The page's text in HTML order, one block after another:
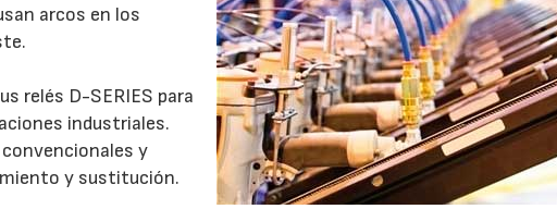
arcos en los
relés D-SERIES para
industriales.
y
y sustitución.